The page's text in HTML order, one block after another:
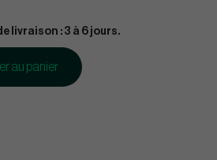
livraison : 3 à 6 jours.
au panier